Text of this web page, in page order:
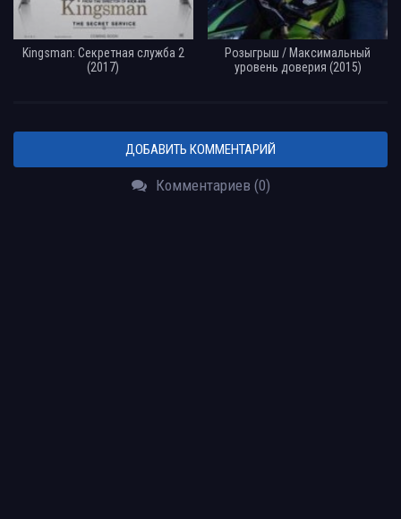
Kingsman: Секретная служба 2
(2017)
Розыгрыш / Максимальный
уровень доверия (2015)
ДОБАВИТЬ КОММЕНТАРИЙ
Комментариев (0)